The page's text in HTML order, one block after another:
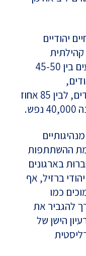
יהודיים
קהילתית
מגוונת. שיעורי החֲבֵרוּת בארגונים נעים בין 45-50
אלף יהודים,
ובארגטינה, בה חיים כ-180,000 יהודים, לבין 85 אחוז
ההשתתפות
בארגונים
יהודי ברזיל, אף
כמו
להגביר את
הישן של